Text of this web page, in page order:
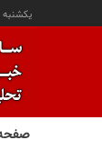
يکشنبه ۱۸ مرداد ۱۴۰۵